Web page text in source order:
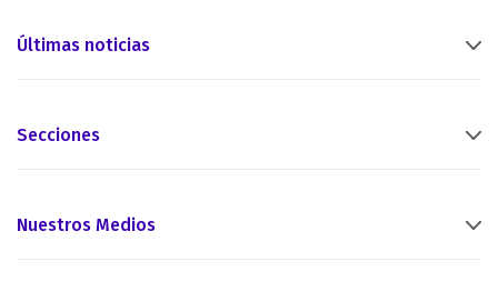
Últimas noticias
Secciones
Nuestros Medios